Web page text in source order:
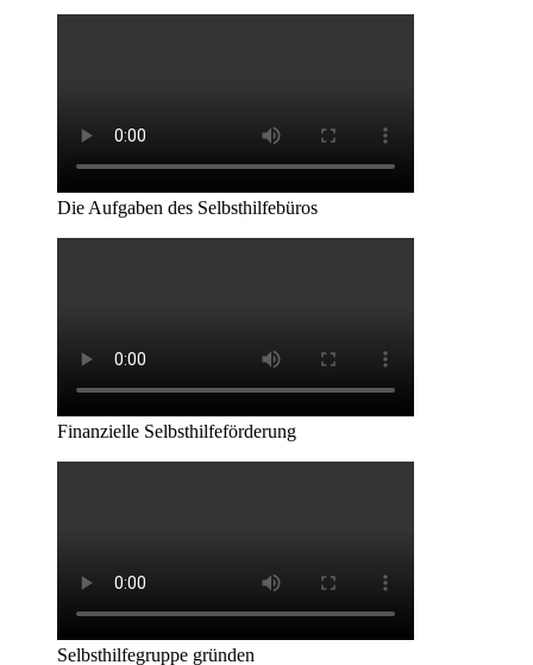
Die Aufgaben des Selbsthilfebüros
Finanzielle Selbsthilfeförderung
Selbsthilfegruppe gründen